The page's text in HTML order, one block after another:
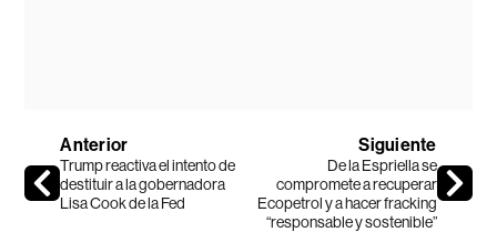
Anterior
Trump reactiva el intento de
destituir a la gobernadora
Lisa Cook de la Fed
Siguiente
De la Espriella se
compromete a recuperar
Ecopetrol y a hacer fracking
“responsable y sostenible”